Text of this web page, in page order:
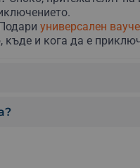
универсален
къде и кога да е